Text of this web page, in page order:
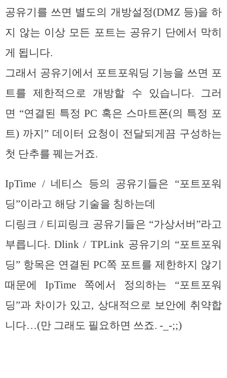
공유기를 쓰면 별도의 개방설정(DMZ 등)을 하
지 않는 이상 모든 포트는 공유기 단에서 막히
게 됩니다.
그래서 공유기에서 포트포워딩 기능을 쓰면 포
트를 제한적으로 개방할 수 있습니다. 그러
면 “연결된 특정 PC 혹은 스마트폰(의 특정 포
트) 까지” 데이터 요청이 전달되게끔 구성하는
첫 단추를 꿰는거죠.
IpTime / 네티스 등의 공유기들은 “포트포워
딩”이라고 해당 기술을 칭하는데
디링크 / 티피링크 공유기들은 “가상서버”라고
부릅니다. Dlink / TPLink 공유기의 “포트포워
딩” 항목은 연결된 PC쪽 포트를 제한하지 않기
때문에 IpTime 쪽에서 정의하는 “포트포워
딩”과 차이가 있고, 상대적으로 보안에 취약합
니다…(만 그래도 필요하면 쓰죠. -_-;;)